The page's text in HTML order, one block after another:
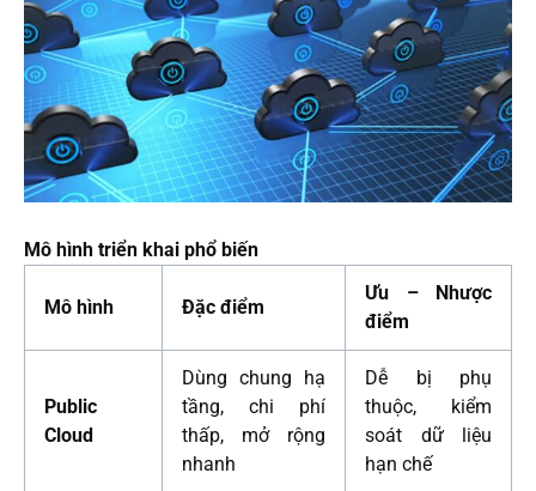
Mô hình triển khai phổ biến
Mô hình Đặc điểm
Ưu – Nhược
điểm
Public
Cloud
Dùng chung hạ
tầng, chi phí
thấp, mở rộng
nhanh
Dễ bị phụ
thuộc, kiểm
soát dữ liệu
hạn chế